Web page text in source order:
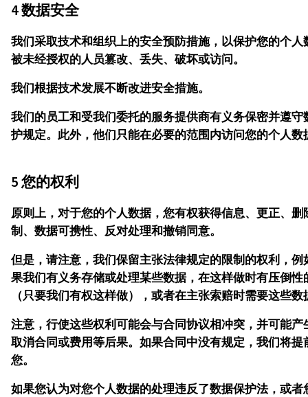
4 数据安全
我们采取技术和组织上的安全预防措施，以保护您的个人
被未经授权的人员篡改、丢失、破坏或访问。
我们根据技术发展不断改进安全措施。
我们的员工和受我们委托的服务提供商有义务保密并遵守
护规定。此外，他们只能在必要的范围内访问您的个人数
5 您的权利
原则上，对于您的个人数据，您有权获得信息、更正、删
制、数据可携性、反对处理和撤销同意。
但是，请注意，我们保留主张法律规定的限制的权利，例
果我们有义务存储或处理某些数据，在这样做时有压倒性
（只要我们有权这样做），或者在主张索赔时需要这些数
注意，行使这些权利可能会与合同协议相冲突，并可能产
取消合同或费用等后果。如果合同中没有规定，我们将提
您。
如果您认为对您个人数据的处理违反了数据保护法，或者